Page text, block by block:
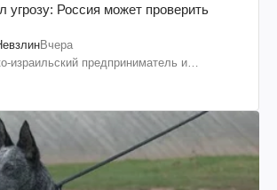
угрозу: Россия может проверить
Вчера
израильский предприниматель и